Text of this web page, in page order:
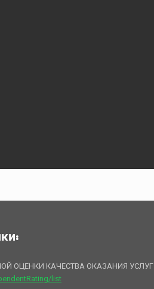
ОЦЕНКИ КАЧЕСТВА ОКАЗАНИЯ УСЛУГ
list